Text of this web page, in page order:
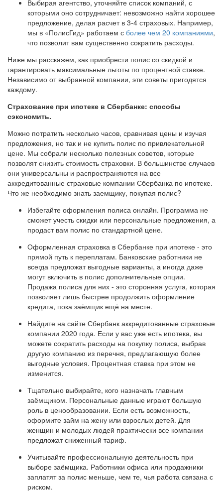
Выбирая агентство, уточняйте список компаний, с
которыми оно сотрудничает: невозможно найти хорошее
предложение, делая расчет в 3-4 страховых. Например,
мы в «ПолисГид» работаем с более чем 20 компаниями,
что позволит вам существенно сократить расходы.
Ниже мы расскажем, как приобрести полис со скидкой и
гарантировать максимальные льготы по процентной ставке.
Независимо от выбранной компании, эти советы пригодятся
каждому.
Страхование при ипотеке в Сбербанке: способы
сэкономить.
Можно потратить несколько часов, сравнивая цены и изучая
предложения, но так и не купить полис по привлекательной
цене. Мы собрали несколько полезных советов, которые
позволят снизить стоимость страховки. В большинстве случаев
они универсальны и распространяются на все
аккредитованные страховые компании Сбербанка по ипотеке.
Что же необходимо знать заемщику, покупая полис?
Избегайте оформления полиса онлайн. Программа не
сможет учесть скидки или персональные предложения, а
продаст вам полис по стандартной цене.
Оформленная страховка в Сбербанке при ипотеке - это
прямой путь к переплатам. Банковские работники не
всегда предложат выгодные варианты, а иногда даже
могут включить в полис дополнительные опции.
Продажа полиса для них - это сторонняя услуга, которая
позволяет лишь быстрее продолжить оформление
кредита, пока заёмщик ещё на месте.
Найдите на сайте Сбербанк аккредитованные страховые
компании 2020 года. Если у вас уже есть ипотека, вы
можете сократить расходы на покупку полиса, выбрав
другую компанию из перечня, предлагающую более
выгодные условия. Процентная ставка при этом не
изменится.
Тщательно выбирайте, кого назначать главным
заёмщиком. Персональные данные играют большую
роль в ценообразовании. Если есть возможность,
оформите займ на жену или взрослых детей. Для
женщин и молодых людей практически все компании
предложат сниженный тариф.
Учитывайте профессиональную деятельность при
выборе заёмщика. Работники офиса или продажники
заплатят за полис меньше, чем те, чья работа связана с
риском.